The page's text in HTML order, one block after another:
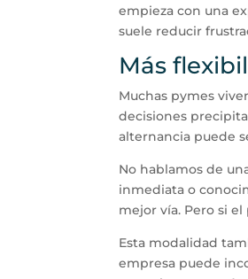
empieza con una
suele reducir
Más
Muchas pymes
decisiones
alternancia puede
No hablamos de
inmediata o
mejor vía. Pero si
Esta modalidad
empresa puede